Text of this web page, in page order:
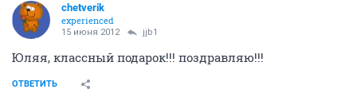
chetverik
experienced
15 июня 2012 jjb1
Юляя, классный подарок!!! поздравляю!!!
ОТВЕТИТЬ